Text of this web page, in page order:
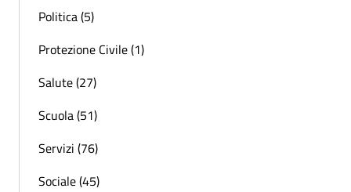
Politica (5)
Protezione Civile (1)
Salute (27)
Scuola (51)
Servizi (76)
Sociale (45)